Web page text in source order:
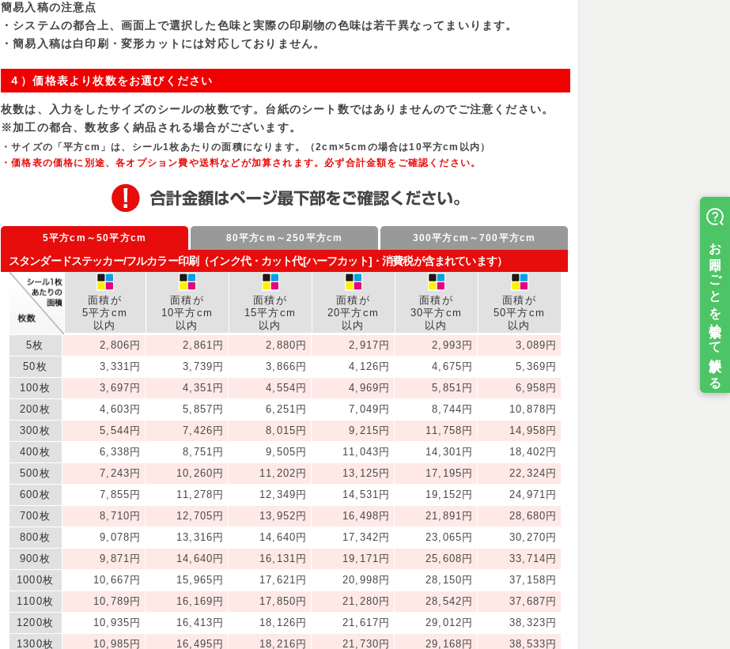
簡易入稿の注意点
・システムの都合上、画面上で選択した色味と実際の印刷物の色味は若干異なってまいります。
・簡易入稿は白印刷・変形カットには対応しておりません。
４）価格表より枚数をお選びください
枚数は、入力をしたサイズのシールの枚数です。台紙のシート数ではありませんのでご注意ください。
※加工の都合、数枚多く納品される場合がございます。
・サイズの「平方cm」は、シール1枚あたりの面積になります。（2cm×5cmの場合は10平方cm以内）
・価格表の価格に別途、各オプション費や送料などが加算されます。必ず合計金額をご確認ください。
5平方cm～50平方cm 80平方cm～250平方cm 300平方cm～700平方cm
スタンダードステッカー/フルカラー印刷（インク代・カット代[ハーフカット]・消費税が含まれています）
面積が
5平方cm
以内
面積が
10平方cm
以内
面積が
15平方cm
以内
面積が
20平方cm
以内
面積が
30平方cm
以内
面積が
50平方cm
以内
5枚
2,806円 2,861円 2,880円 2,917円 2,993円
3,089円
50枚
3,331円 3,739円 3,866円 4,126円 4,675円
5,369円
100枚
3,697円 4,351円 4,554円 4,969円 5,851円
6,958円
200枚
4,603円 5,857円 6,251円 7,049円 8,744円
10,878円
300枚
5,544円 7,426円 8,015円 9,215円 11,758円
14,958円
400枚
6,338円 8,751円 9,505円 11,043円 14,301円
18,402円
500枚
7,243円 10,260円 11,202円 13,125円 17,195円
22,324円
600枚
7,855円 11,278円 12,349円 14,531円 19,152円
24,971円
700枚
8,710円 12,705円 13,952円 16,498円 21,891円
28,680円
800枚
9,078円 13,316円 14,640円 17,342円 23,065円
30,270円
900枚
9,871円 14,640円 16,131円 19,171円 25,608円
33,714円
1000枚
10,667円 15,965円 17,621円 20,998円 28,150円
37,158円
1100枚
10,789円 16,169円 17,850円 21,280円 28,542円
37,687円
1200枚
10,935円 16,413円 18,126円 21,617円 29,012円
38,323円
1300枚
10,985円 16,495円 18,216円 21,730円 29,168円
38,533円